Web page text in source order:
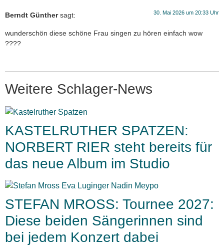
Berndt Günther sagt: 30. Mai 2026 um 20:33 Uhr
wunderschön diese schöne Frau singen zu hören einfach wow
????
Weitere Schlager-News
KASTELRUTHER SPATZEN:
NORBERT RIER steht bereits für
das neue Album im Studio
STEFAN MROSS: Tournee 2027:
Diese beiden Sängerinnen sind
bei jedem Konzert dabei